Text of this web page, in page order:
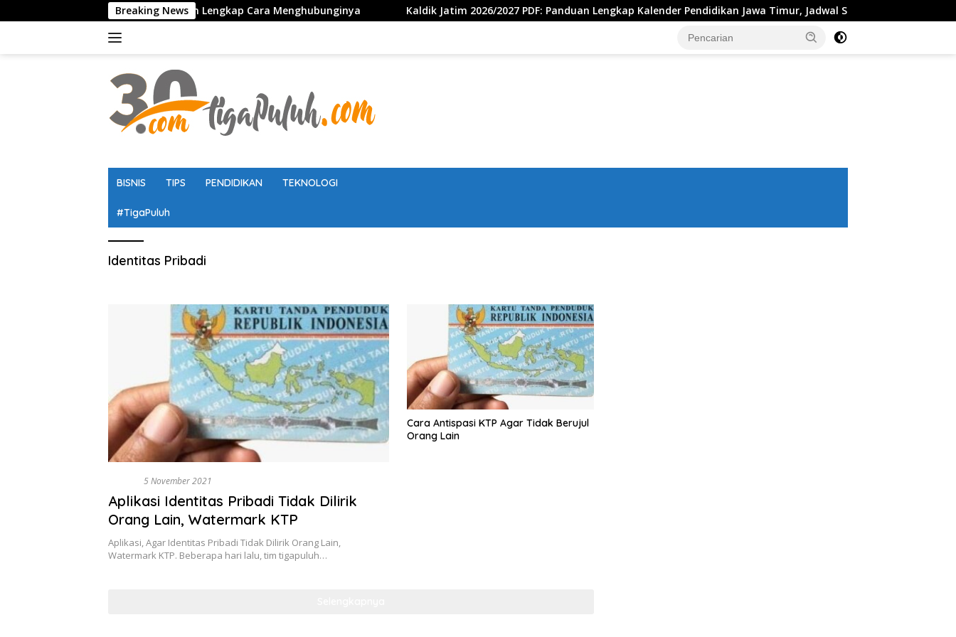
ke
Breaking News
Pulsa Terbaru dan Panduan Lengkap Cara Menghubunginya Kaldik Jatim 2026/2027 PDF: Panduan Lengkap Kalender Pendidikan Jawa Timur, Jadwal Sekolah, Libur dan Link
BISNIS TIPS PENDIDIKAN TEKNOLOGI
#TigaPuluh
Identitas Pribadi
5 November 2021
Aplikasi Identitas Pribadi Tidak Dilirik
Orang Lain, Watermark KTP
Aplikasi, Agar Identitas Pribadi Tidak Dilirik Orang Lain,
Watermark KTP. Beberapa hari lalu, tim tigapuluh…
Cara Antispasi KTP Agar Tidak Berujul
Orang Lain